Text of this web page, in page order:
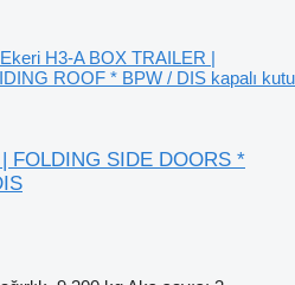
Ekeri H3-A BOX TRAILER |
ROOF * BPW / DIS kapalı kutu
FOLDING SIDE DOORS *